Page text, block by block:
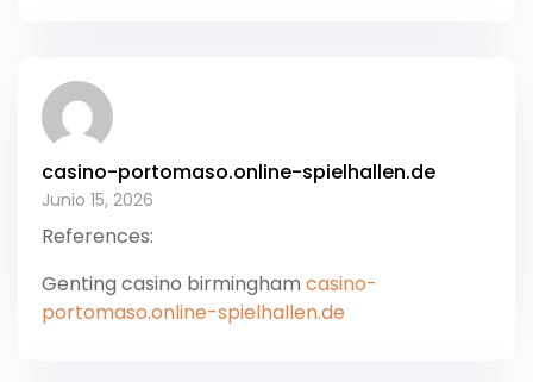
casino-portomaso.online-spielhallen.de
Junio 15, 2026
References:
Genting casino birmingham casino-
portomaso.online-spielhallen.de